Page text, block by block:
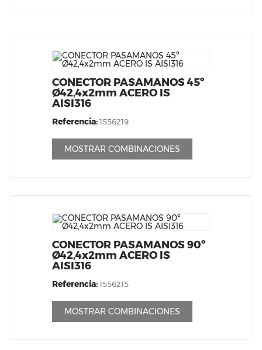
CONECTOR PASAMANOS 45º
Ø42,4x2mm ACERO IS
AISI316
Referencia:1556219
MOSTRAR COMBINACIONES
CONECTOR PASAMANOS 90º
Ø42,4x2mm ACERO IS
AISI316
Referencia:1556215
MOSTRAR COMBINACIONES